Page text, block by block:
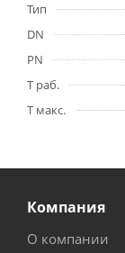
Тип
DN
PN
Т раб.
Т макс.
Компания
О компании